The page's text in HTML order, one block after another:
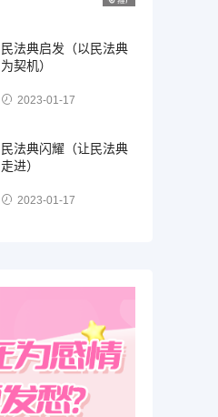
民法典启发（以民法典
为契机）
2023-01-17
民法典闪耀（让民法典
走进）
2023-01-17